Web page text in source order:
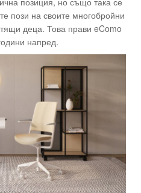
пози на своите многобройни
деца. Това прави eComo
напред.